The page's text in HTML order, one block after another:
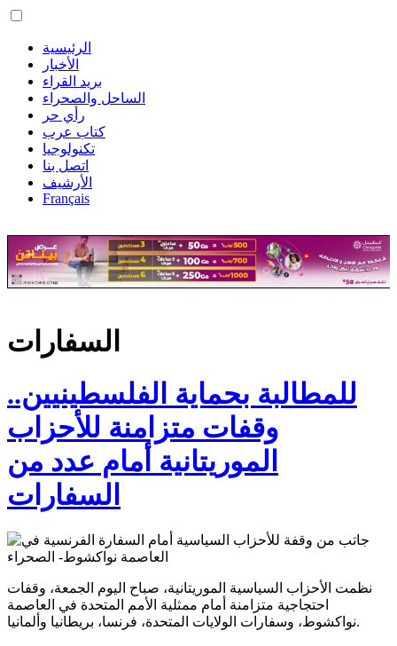
الرئيسية
الأخبار
بريد القراء
الساحل والصحراء
رأي حر
كتاب عرب
تكنولوجيا
اتصل بنا
الأرشيف
Français
السفارات
للمطالبة بحماية الفلسطينيين..
وقفات متزامنة للأحزاب
الموريتانية أمام عدد من
السفارات
نظمت الأحزاب السياسية الموريتانية، صباح اليوم الجمعة، وقفات
احتجاجية متزامنة أمام ممثلية الأمم المتحدة في العاصمة
نواكشوط، وسفارات الولايات المتحدة، فرنسا، بريطانيا وألمانيا.